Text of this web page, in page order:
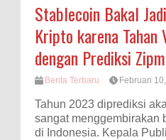
Stablecoin Bakal
Kripto karena
dengan Prediksi
Berita Terbaru Februari
Tahun 2023 diprediksi
sangat menggembirakan
di Indonesia. Kepala